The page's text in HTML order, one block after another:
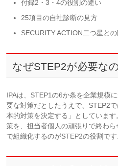
付録2・3・4の役割の違い
25項目の自社診断の見方
SECURITY ACTION二つ星と
なぜSTEP2が必要な
IPAは、STEP1の6か条を企業規模
要な対策だとしたうえで、STEP2
本的対策を決定する」としていま
策を、担当者個人の頑張りで終わ
で組織化するのがSTEP2の役割です